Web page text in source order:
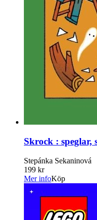
Skrock : speglar,
Stepánka Sekaninová
199 kr
Mer infoKöp